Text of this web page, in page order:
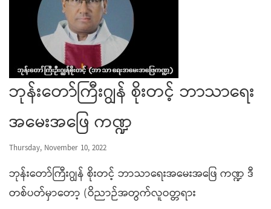
ဘုန်းတော်ကြီးဂျွန် စိုးတင့် ဘာသာရေး
အမေးအဖြေ ကဏ္ဍ
Thursday, November 10, 2022
ဘုန်းတော်ကြီးဂျွန် စိုးတင့် ဘာသာရေးအမေးအဖြေ ကဏ္ဍ ဒီ
တစ်ပတ်မှာတော့ (ဝိညာဉ်အတွက်လူဝတ္တရား